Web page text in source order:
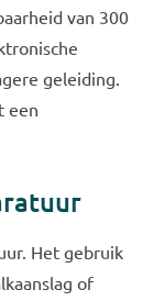
van 300
geleiding.
een
Het gebruik
of